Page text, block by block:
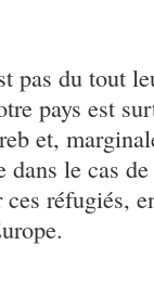
pas du tout
pays est
et,
dans le cas
réfugiés,